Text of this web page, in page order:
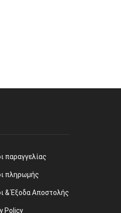
παραγγελίας
πληρωμής
& Έξοδα Αποστολής
Policy